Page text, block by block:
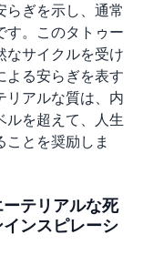
らぎを示し、通常
す。このタトゥー
なサイクルを受け
よる安らぎを表す
リアルな質は、内
ルを超えて、人生
とを奨励しま
テリアルな死
ンスピレーシ